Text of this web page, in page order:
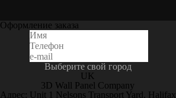
Оформление заказа
Выберите свой город
UK
3D Wall Panel Company
Адрес: Unit 1 Nelsons Transport Yard, Halifax